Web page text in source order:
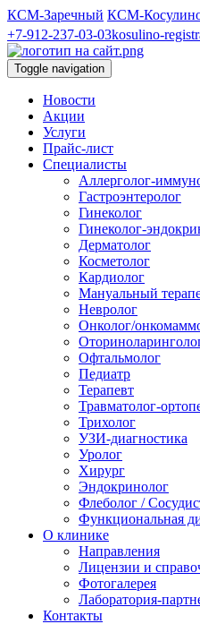
КСМ-Заречный КСМ-
+7-912-237-03-03kosulino-
Toggle navigation
Новости
Акции
Услуги
Прайс-лист
Специалисты
Аллерголог-
Гастроэнтеролог
Гинеколог
Гинеколог-
Дерматолог
Косметолог
Кардиолог
Мануальный
Невролог
Онколог/
Офтальмолог
Педиатр
Терапевт
Травматолог-
Трихолог
УЗИ-диагностика
Уролог
Хирург
Эндокринолог
Флеболог /
Функциональная
О клинике
Направления
Лицензии и
Фотогалерея
Лаборатория-
Контакты